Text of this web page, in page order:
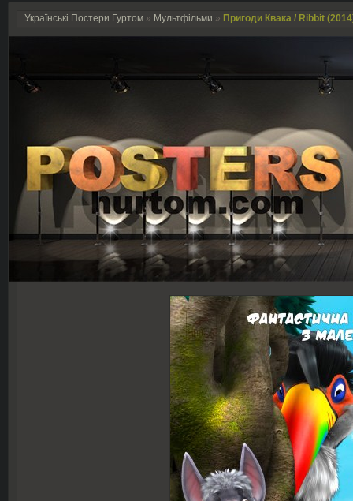
Українські Постери Гуртом » Мультфільми » Пригоди Квака / Ribbit